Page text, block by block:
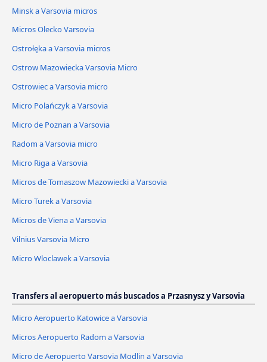
Minsk a Varsovia micros
Micros Olecko Varsovia
Ostrołęka a Varsovia micros
Ostrow Mazowiecka Varsovia Micro
Ostrowiec a Varsovia micro
Micro Polańczyk a Varsovia
Micro de Poznan a Varsovia
Radom a Varsovia micro
Micro Riga a Varsovia
Micros de Tomaszow Mazowiecki a Varsovia
Micro Turek a Varsovia
Micros de Viena a Varsovia
Vilnius Varsovia Micro
Micro Wloclawek a Varsovia
Transfers al aeropuerto más buscados a Przasnysz y Varsovia
Micro Aeropuerto Katowice a Varsovia
Micros Aeropuerto Radom a Varsovia
Micro de Aeropuerto Varsovia Modlin a Varsovia